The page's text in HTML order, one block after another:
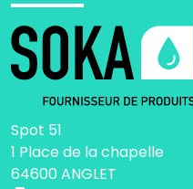
Spot 51
1 Place de la chapelle
64600 ANGLET